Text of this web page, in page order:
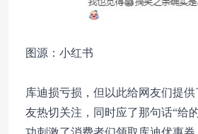
图源：小红书
库迪损亏损，但以此给网友们提
友热切关注，同时应了那句话“给